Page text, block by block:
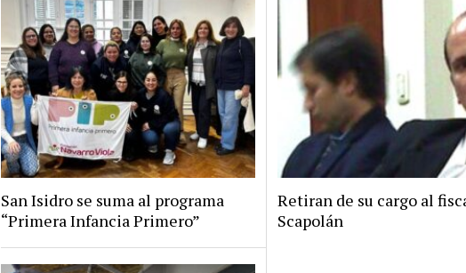
San Isidro se suma al programa
“Primera Infancia Primero”
Retiran de su cargo al
Scapolán